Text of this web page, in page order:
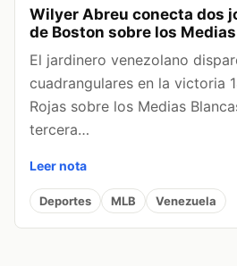
Wilyer Abreu conecta dos
de Boston sobre los
El jardinero venezolano
cuadrangulares en la victoria
Rojas sobre los Medias
tercera…
Leer nota
Deportes MLB Venezuela